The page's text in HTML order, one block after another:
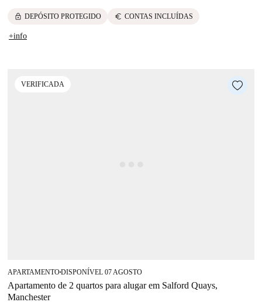
lock DEPÓSITO PROTEGIDO euro CONTAS INCLUÍDAS
+info
VERIFICADA
APARTAMENTO■DISPONÍVEL 07 AGOSTO
Apartamento de 2 quartos para alugar em Salford Quays,
Manchester